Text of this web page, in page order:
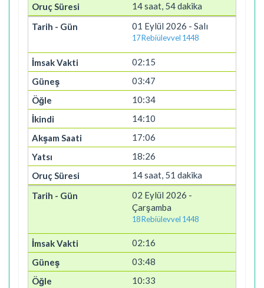
14 saat, 54 dakika
01 Eylül 2026 - Salı
17 Rebiülevvel 1448
02:15
03:47
10:34
14:10
17:06
18:26
14 saat, 51 dakika
02 Eylül 2026 -
Çarşamba
18 Rebiülevvel 1448
02:16
03:48
10:33